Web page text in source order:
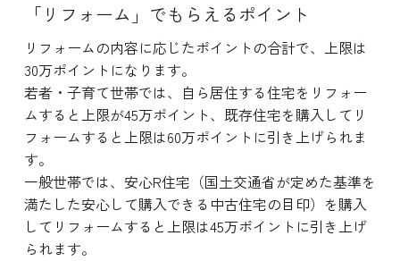
「リフォーム」でもらえるポイント
リフォームの内容に応じたポイントの合計で、上限は
30万ポイントになります。
若者・子育て世帯では、自ら居住する住宅をリフォー
ムすると上限が45万ポイント、既存住宅を購入してリ
フォームすると上限は60万ポイントに引き上げられま
す。
一般世帯では、安心R住宅（国土交通省が定めた基準を
満たした安心して購入できる中古住宅の目印）を購入
してリフォームすると上限は45万ポイントに引き上げ
られます。